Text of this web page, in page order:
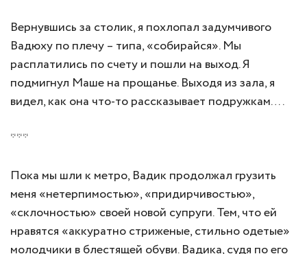
Вернувшись за столик, я похлопал задумчивого
Вадюху по плечу – типа, «собирайся». Мы
расплатились по счету и пошли на выход. Я
подмигнул Маше на прощанье. Выходя из зала, я
видел, как она что-то рассказывает подружкам….
***
Пока мы шли к метро, Вадик продолжал грузить
меня «нетерпимостью», «придирчивостью»,
«склочностью» своей новой супруги. Тем, что ей
нравятся «аккуратно стриженые, стильно одетые»
молодчики в блестящей обуви. Вадика, судя по его